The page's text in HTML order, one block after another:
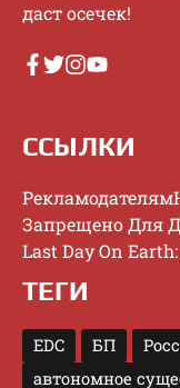
дacт oceчeк!
ССЫЛКИ
Рекламодателям
Запрещено Для
Last Day On Earth:
ТЕГИ
EDC БП
автономное